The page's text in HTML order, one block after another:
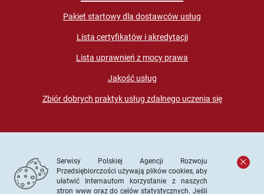
Pakiet startowy dla dostawców usług
Lista certyfikatów i akredytacji
Lista uprawnień z mocy prawa
Jakość usług
Zbiór dobrych praktyk usług zdalnego uczenia się
Serwisy Polskiej Agencji Rozwoju
Przedsiębiorczości używają plików cookies, aby
ułatwić Internautom korzystanie z naszych
stron www oraz do celów statystycznych. Jeśli